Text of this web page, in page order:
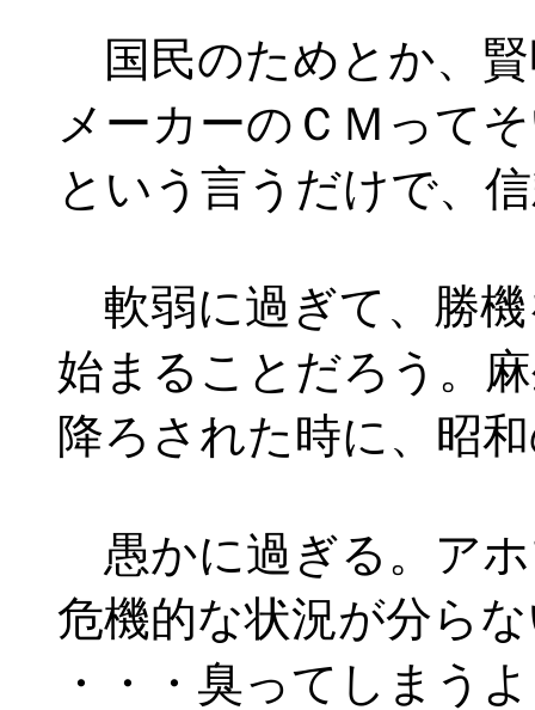
国民のためとか、賢
メーカーのＣＭって
という言うだけで、
軟弱に過ぎて、勝機
始まることだろう。
降ろされた時に、昭
愚かに過ぎる。アホ
危機的な状況が分ら
・・・臭ってしまう